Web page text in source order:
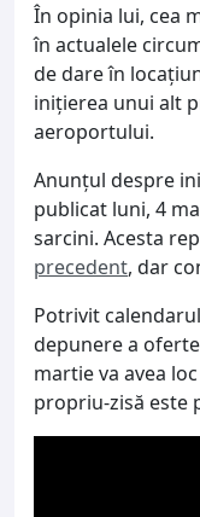
În opinia lui, cea
în actualele
de dare în
inițierea unui alt
aeroportului.
Anunțul despre
publicat luni, 4
sarcini. Acesta
precedent, dar
Potrivit
depunere a
martie va avea
propriu-zisă este